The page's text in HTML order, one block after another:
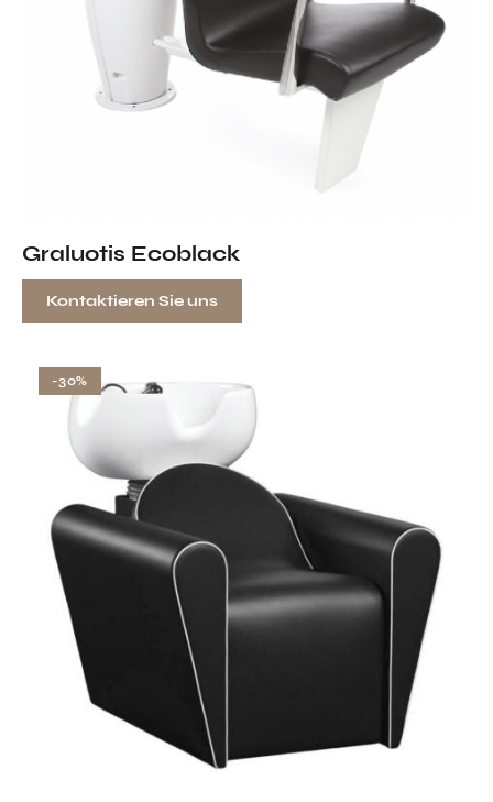
Graluotis Ecoblack
Kontaktieren Sie uns
-30%